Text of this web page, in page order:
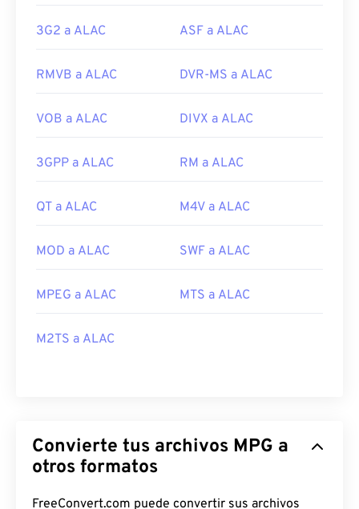
3G2 a ALAC ASF a ALAC
RMVB a ALAC DVR-MS a ALAC
VOB a ALAC DIVX a ALAC
3GPP a ALAC RM a ALAC
QT a ALAC M4V a ALAC
MOD a ALAC SWF a ALAC
MPEG a ALAC MTS a ALAC
M2TS a ALAC
Convierte tus archivos MPG a
otros formatos
FreeConvert.com puede convertir sus archivos